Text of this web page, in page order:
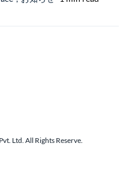
Ltd. All Rights Reserve.